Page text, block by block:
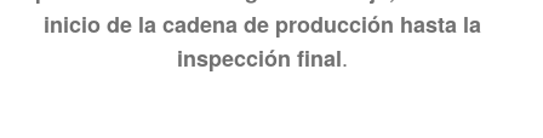
inicio de la cadena de producción hasta la
inspección final.